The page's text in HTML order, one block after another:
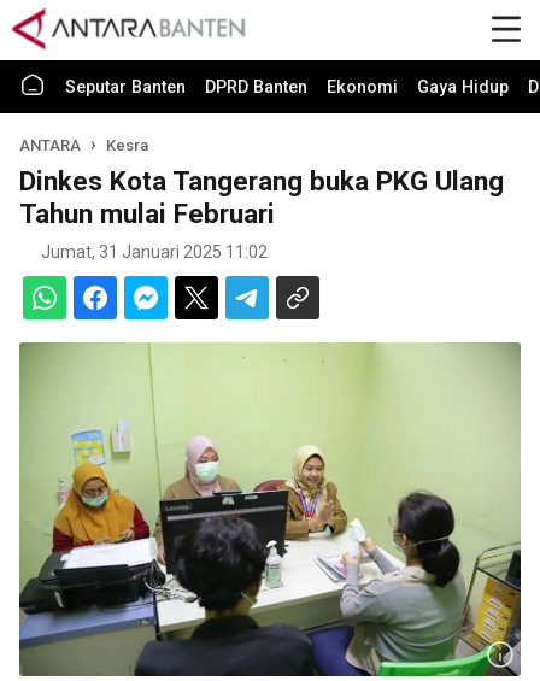
Seputar Banten DPRD Banten Ekonomi Gaya Hidup
ANTARA Kesra
Dinkes Kota Tangerang buka PKG Ulang
Tahun mulai Februari
Jumat, 31 Januari 2025 11:02